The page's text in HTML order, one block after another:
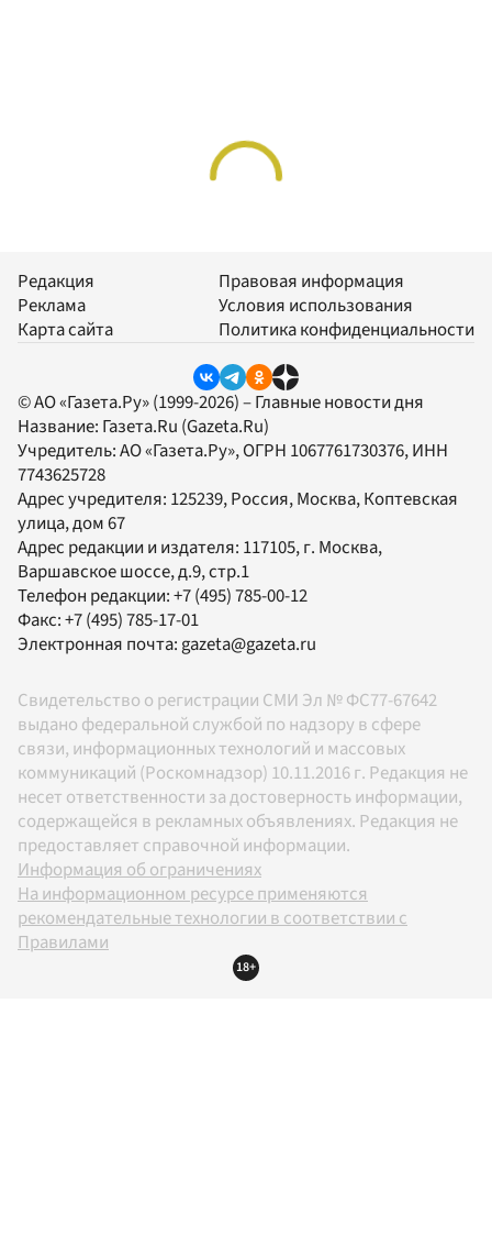
Редакция
Реклама
Карта сайта
Правовая информация
Условия использования
Политика конфиденциальности
© АО «Газета.Ру» (1999-2026) – Главные новости дня
Название: Газета.Ru (Gazeta.Ru)
Учредитель:АО «Газета.Ру», ОГРН 1067761730376, ИНН
7743625728
Адрес учредителя: 125239, Россия, Москва, Коптевская
улица, дом 67
Адрес редакции и издателя: 117105, г. Москва,
Варшавское шоссе, д.9, стр.1
Телефон редакции:+7 (495) 785-00-12
Факс:+7 (495) 785-17-01
Электронная почта:gazeta@gazeta.ru
Свидетельство о регистрации СМИ Эл № ФС77-67642
выдано федеральной службой по надзору в сфере
связи, информационных технологий и массовых
коммуникаций (Роскомнадзор) 10.11.2016 г. Редакция не
несет ответственности за достоверность информации,
содержащейся в рекламных объявлениях. Редакция не
предоставляет справочной информации.
Информация об ограничениях
На информационном ресурсе применяются
рекомендательные технологии в соответствии с
Правилами
18+